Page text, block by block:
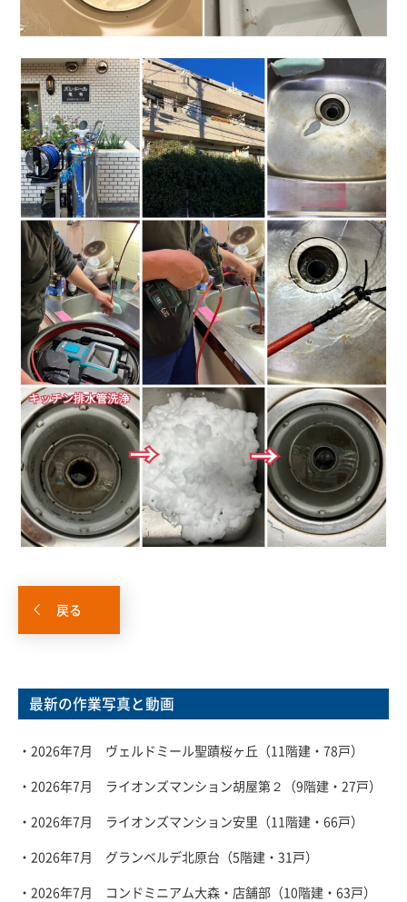
戻る
最新の作業写真と動画
・2026年7月 ヴェルドミール聖蹟桜ヶ丘（11階建・78戸）
・2026年7月 ライオンズマンション胡屋第２（9階建・27戸）
・2026年7月 ライオンズマンション安里（11階建・66戸）
・2026年7月 グランベルデ北原台（5階建・31戸）
・2026年7月 コンドミニアム大森・店舗部（10階建・63戸）